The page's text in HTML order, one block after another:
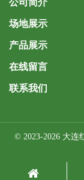
场地展示
产品展示
在线留言
联系我们
© 2023-2026 大连